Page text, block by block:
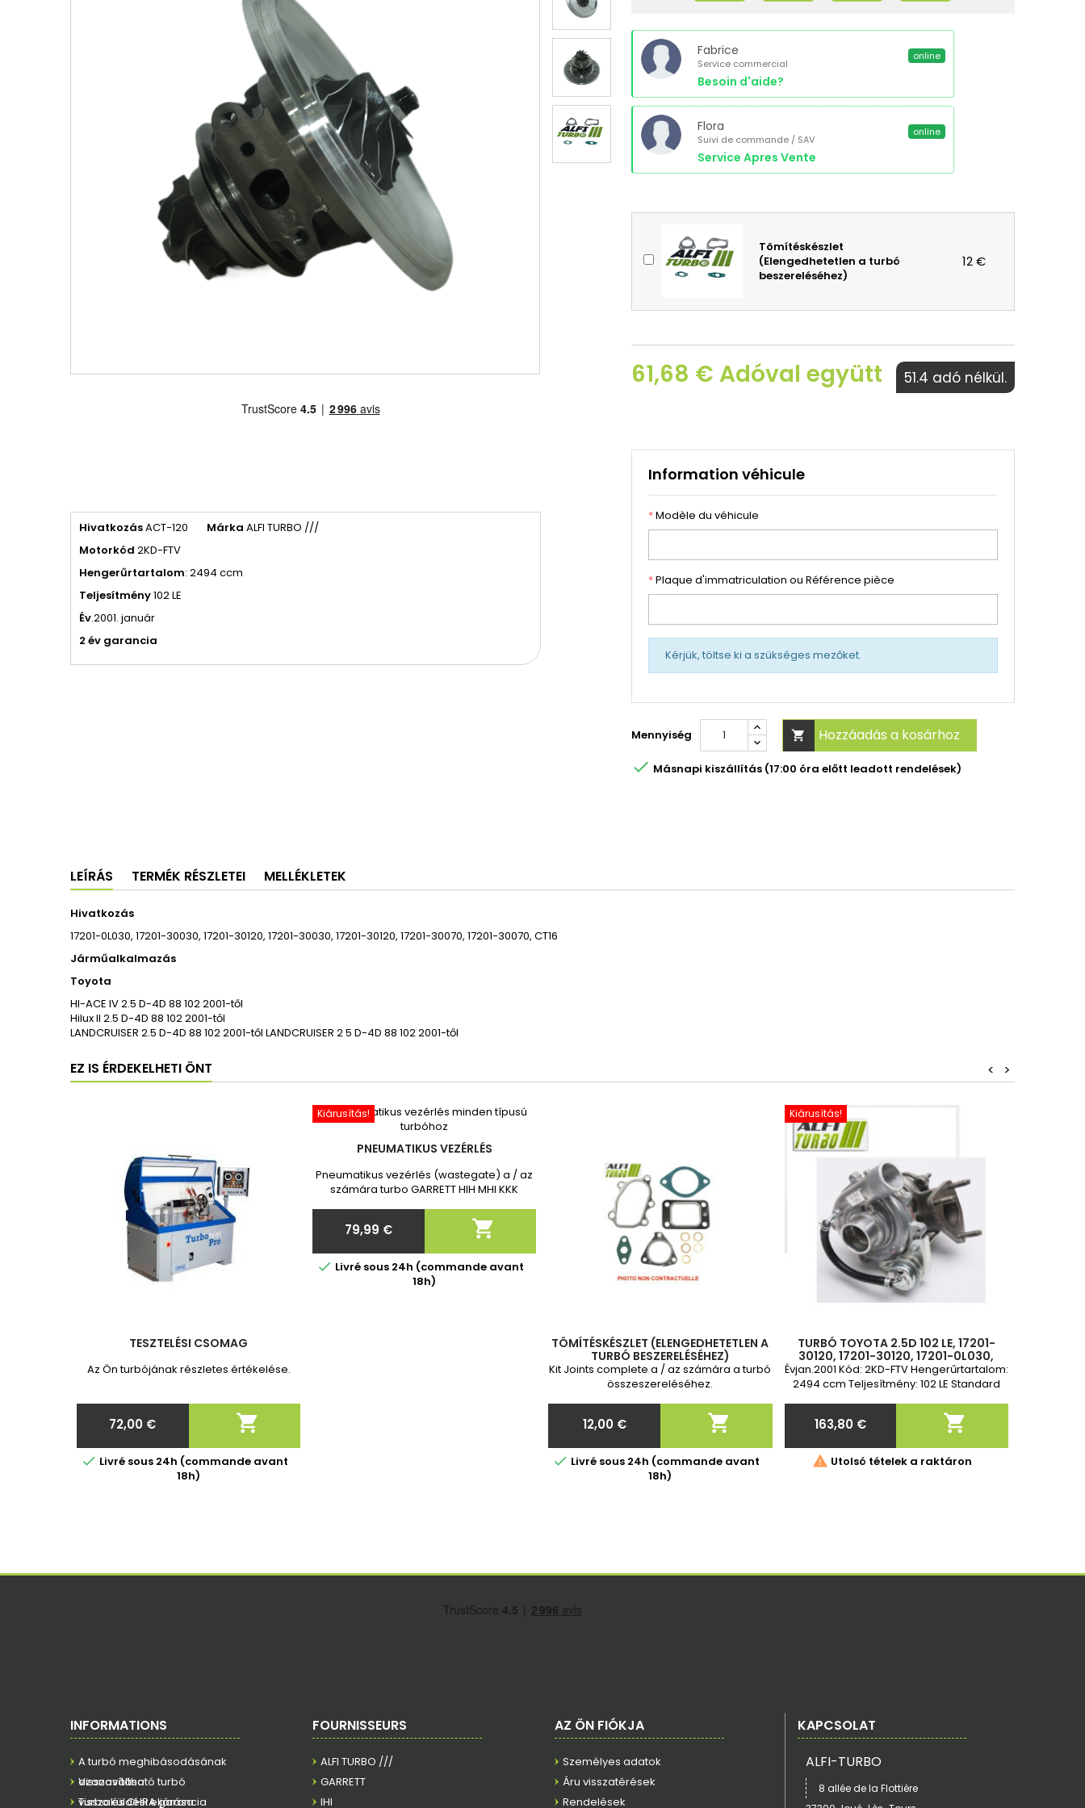
HivatkozásACT-120 Márka ALFI TURBO ///
Motorkód 2KD-FTV
Hengerűrtartalom: 2494 ccm
Teljesítmény102 LE
Év.2001. január
2 év garancia
Fabrice
Service commercial
Besoin d'aide?
online
Flora
Suivi de commande / SAV
Service Apres Vente
online
Tömítéskészlet
(Elengedhetetlen a turbó
beszereléséhez)
12 €
61,68 € Adóval együtt 51.4 adó nélkül.
Information véhicule
*Modèle du véhicule
*Plaque d'immatriculation ou Référence pièce
Kérjük, töltse ki a szükséges mezőket.
Mennyiség  Hozzáadás a kosárhoz
 Másnapi kiszállítás (17:00 óra előtt leadott rendelések)
LEÍRÁS TERMÉK RÉSZLETEI MELLÉKLETEK
Hivatkozás
17201-0L030, 17201-30030, 17201-30120, 17201-30030, 17201-30120, 17201-30070, 17201-30070, CT16
Járműalkalmazás
Toyota
HI-ACE IV 2.5 D-4D 88 102 2001-től
Hilux II 2.5 D-4D 88 102 2001-től
LANDCRUISER 2.5 D-4D 88 102 2001-től LANDCRUISER 2 5 D-4D 88 102 2001-től
EZ IS ÉRDEKELHETI ÖNT >
<
TESZTELÉSI CSOMAG
Az Ön turbójának részletes értékelése.
Ár
72,00 € 
 Livré sous 24h (commande avant
18h)
Kiárusítás!
PNEUMATIKUS VEZÉRLÉS
Pneumatikus vezérlés (wastegate) a / az
számára turbo GARRETT HIH MHI KKK
garanciával. Megrendelés után kérjük,
adja meg nekünk a turbó pontos
Ár
79,99 € 
 Livré sous 24h (commande avant
18h)
TÖMÍTÉSKÉSZLET (ELENGEDHETETLEN A
TURBÓ BESZERELÉSÉHEZ)
Kit Joints complete a / az számára a turbó
összeszereléséhez.
Ár
12,00 € 
 Livré sous 24h (commande avant
18h)
Kiárusítás!
TURBÓ TOYOTA 2.5D 102 LE, 17201-
30120, 17201-30120, 17201-0L030,
17201-30120, 17201-30120, 17201-
0L030
Évjan.2001 Kód: 2KD-FTV Hengerűrtartalom:
2494 ccm Teljesítmény: 102 LE Standard
Ár
163,80 € 
 Utolsó tételek a raktáron
INFORMATIONS
A turbó meghibásodásának
azonosítása
Visszaváltható turbó
visszaküldési eljárása
Turbo és CHRA garancia
FOURNISSEURS
ALFI TURBO ///
GARRETT
IHI
AZ ÖN FIÓKJA
Személyes adatok
Áru visszatérések
Rendelések
KAPCSOLAT
ALFI-TURBO
8 allée de la Flottière